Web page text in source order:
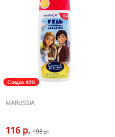
Скидка 40%
MARUSSIA
116 р. 193 р.